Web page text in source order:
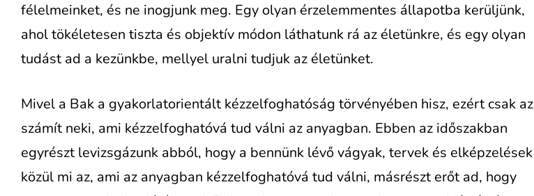
félelmeinket, és ne inogjunk meg. Egy olyan érzelemmentes állapotba kerüljünk,
ahol tökéletesen tiszta és objektív módon láthatunk rá az életünkre, és egy olyan
tudást ad a kezünkbe, mellyel uralni tudjuk az életünket.
Mivel a Bak a gyakorlatorientált kézzelfoghatóság törvényében hisz, ezért csak az
számít neki, ami kézzelfoghatóvá tud válni az anyagban. Ebben az időszakban
egyrészt levizsgázunk abból, hogy a bennünk lévő vágyak, tervek és elképzelések
közül mi az, ami az anyagban kézzelfoghatóvá tud válni, másrészt erőt ad, hogy